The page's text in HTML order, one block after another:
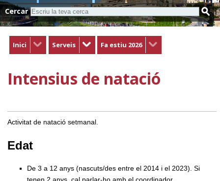
Cercar
Inici Serveis Fa estiu 2026
Intensius de natació
Activitat de natació setmanal.
Edat
De 3 a 12 anys (nascuts/des entre el 2014 i el 2023). Si